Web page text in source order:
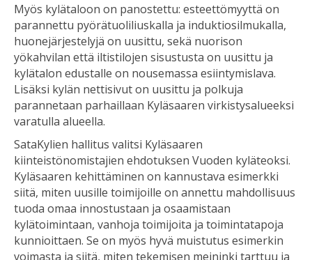
Myös kylätaloon on panostettu: esteettömyyttä on
parannettu pyörätuoliliuskalla ja induktiosilmukalla,
huonejärjestelyjä on uusittu, sekä nuorison
yökahvilan että iltistilojen sisustusta on uusittu ja
kylätalon edustalle on nousemassa esiintymislava.
Lisäksi kylän nettisivut on uusittu ja polkuja
parannetaan parhaillaan Kyläsaaren virkistysalueeksi
varatulla alueella.
SataKylien hallitus valitsi Kyläsaaren
kiinteistönomistajien ehdotuksen Vuoden kyläteoksi.
Kyläsaaren kehittäminen on kannustava esimerkki
siitä, miten uusille toimijoille on annettu mahdollisuus
tuoda omaa innostustaan ja osaamistaan
kylätoimintaan, vanhoja toimijoita ja toimintatapoja
kunnioittaen. Se on myös hyvä muistutus esimerkin
voimasta ja siitä, miten tekemisen meininki tarttuu ja